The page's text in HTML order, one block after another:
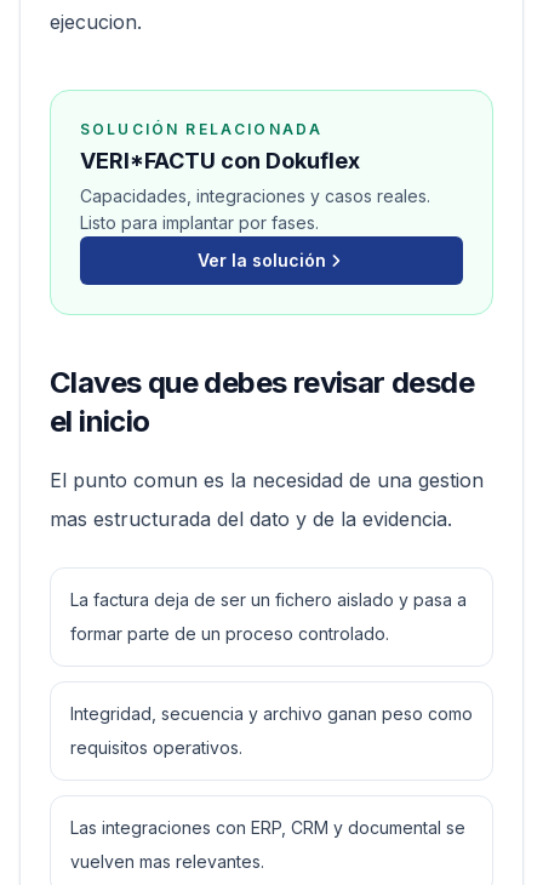
ejecucion.
SOLUCIÓN RELACIONADA
VERI*FACTU con Dokuflex
Capacidades, integraciones y casos reales.
Listo para implantar por fases.
Ver la solución
Claves que debes revisar desde
el inicio
El punto comun es la necesidad de una gestion
mas estructurada del dato y de la evidencia.
La factura deja de ser un fichero aislado y pasa a
formar parte de un proceso controlado.
Integridad, secuencia y archivo ganan peso como
requisitos operativos.
Las integraciones con ERP, CRM y documental se
vuelven mas relevantes.